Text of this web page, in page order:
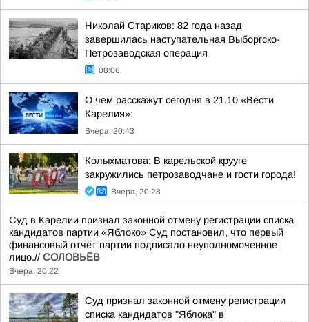
Николай Стариков: 82 года назад
завершилась наступательная Выборгско-
Петрозаводская операция
08:06
О чем расскажут сегодня в 21.10 «Вести
Карелия»:
Вчера, 20:43
Колыхматова: В карельской крууге
закружились петрозаводчане и гости города!
Вчера, 20:28
Суд в Карелии признал законной отмену регистрации списка
кандидатов партии «Яблоко» Суд постановил, что первый
финансовый отчёт партии подписало неуполномоченное
лицо.// СОЛОВЬЁВ
Вчера, 20:22
Суд признал законной отмену регистрации
списка кандидатов "Яблока" в